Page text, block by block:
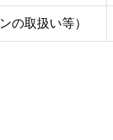
の取扱い等）